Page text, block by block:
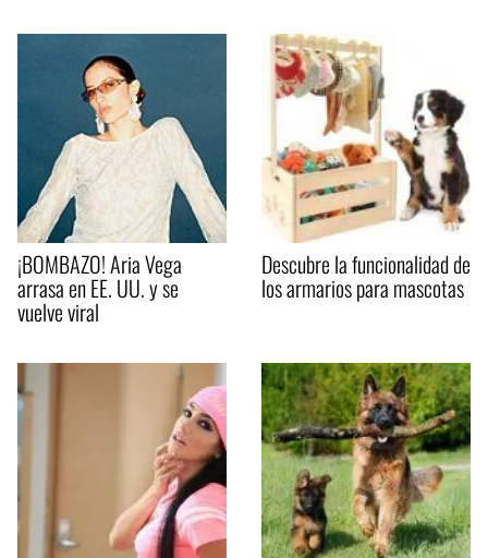
¡BOMBAZO! Aria Vega
arrasa en EE. UU. y se
vuelve viral
Descubre la funcionalidad de
los armarios para mascotas